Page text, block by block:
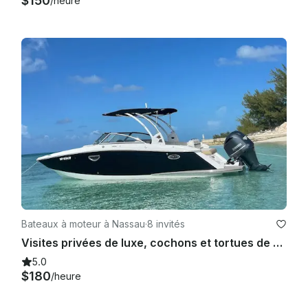
Bateaux à moteur à Nassau·8 invités
Visites privées de luxe, cochons et tortues de Rose Island
5.0
$180/heure